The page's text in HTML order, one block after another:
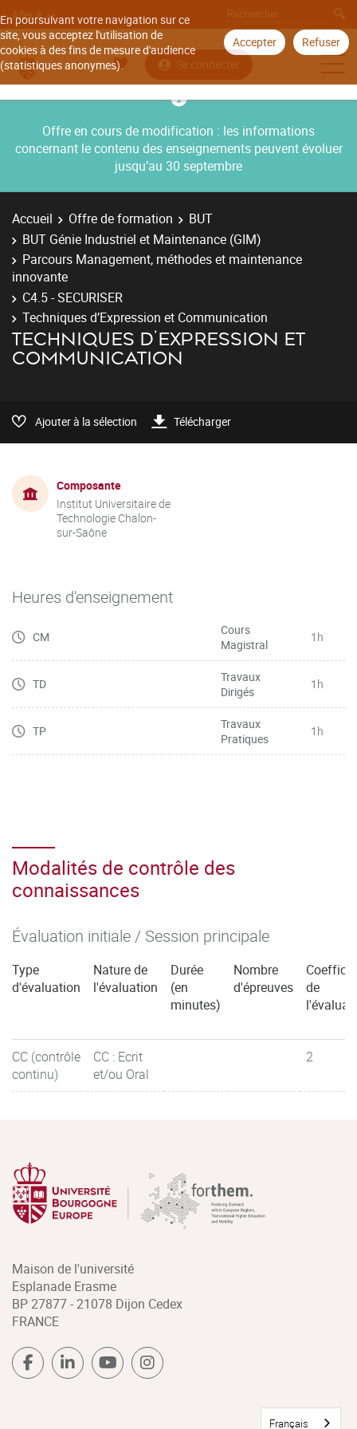
En poursuivant votre navigation sur ce
site, vous acceptez l'utilisation de
cookies à des fins de mesure d'audience
(statistiques anonymes).
Accepter Refuser
Aller à
Se connecter
Offre en cours de modification : les informations
concernant le contenu des enseignements peuvent évoluer
jusqu’au 30 septembre
Accueil Offre de formation
BUT
BUT Génie Industriel et Maintenance (GIM)
Parcours Management, méthodes et maintenance
innovante
C4.5 - SECURISER
Techniques d’Expression et Communication
TECHNIQUES D’EXPRESSION ET
COMMUNICATION
Ajouter à la sélection Télécharger
Composante
Institut Universitaire de
Technologie Chalon-
sur-Saône
Heures d'enseignement
CM
Cours
Magistral
1h
TD
Travaux
Dirigés
1h
TP
Travaux
Pratiques
1h
Modalités de contrôle des
connaissances
Évaluation initiale / Session principale
Type
d'évaluation
Nature de
l'évaluation
Durée
(en
minutes)
Nombre
d'épreuves
de
CC (contrôle
continu)
CC : Ecrit
et/ou Oral
2
Maison de l'université
Esplanade Erasme
BP 27877 - 21078 Dijon Cedex
FRANCE
Français